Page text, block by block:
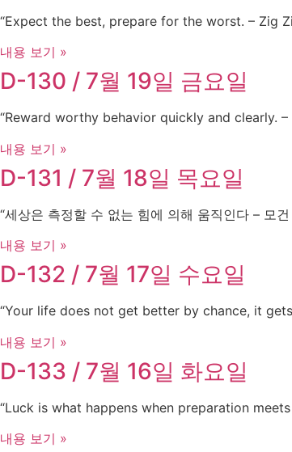
“Expect the best, prepare for the worst. – Zig
내용 보기 »
D-130 / 7월 19일 금요일
“Reward worthy behavior quickly and clearly. –
내용 보기 »
D-131 / 7월 18일 목요일
“세상은 측정할 수 없는 힘에 의해 움직인다 – 모건
내용 보기 »
D-132 / 7월 17일 수요일
“Your life does not get better by chance, it
내용 보기 »
D-133 / 7월 16일 화요일
“Luck is what happens when preparation
내용 보기 »